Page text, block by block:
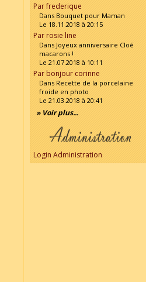
Par frederique
Dans Bouquet pour Maman
Le 18.11.2018 à 20:15
Par rosie line
Dans Joyeux anniversaire Cloé
macarons !
Le 21.07.2018 à 10:11
Par bonjour corinne
Dans Recette de la porcelaine
froide en photo
Le 21.03.2018 à 20:41
» Voir plus...
Login Administration